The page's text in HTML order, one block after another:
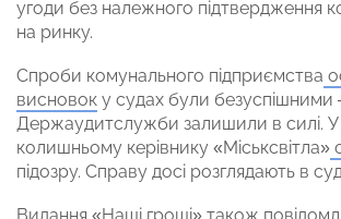
угоди без належного підтвердження
на ринку.
Спроби комунального підприємства
висновок у судах були безуспішними
Держаудитслужби залишили в силі. У
колишньому керівнику «Міськсвітла»
підозру. Справу досі розглядають в